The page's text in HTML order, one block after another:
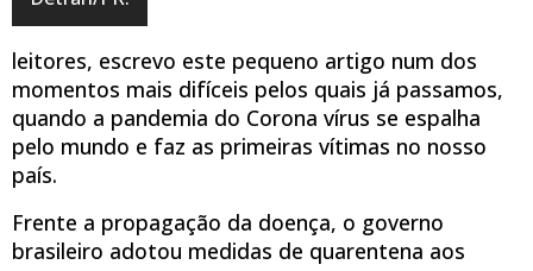
leitores, escrevo este pequeno artigo num dos
momentos mais difíceis pelos quais já passamos,
quando a pandemia do Corona vírus se espalha
pelo mundo e faz as primeiras vítimas no nosso
país.
Frente a propagação da doença, o governo
brasileiro adotou medidas de quarentena aos